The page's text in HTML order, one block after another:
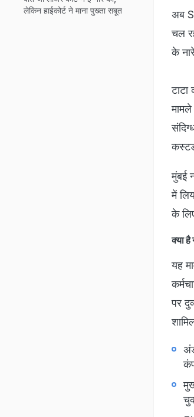
अब
चल
के
मुंबई
में
के
क्या
यह
पर
लेकिन हाईकोर्ट ने माना पुख्ता सबूत